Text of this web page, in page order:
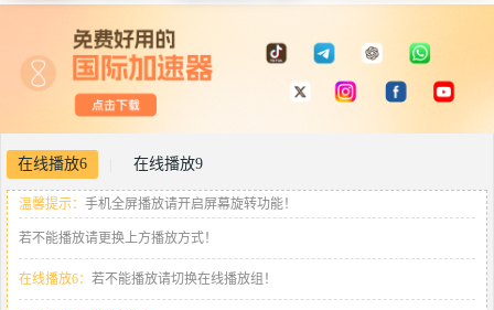
在线播放6 在线播放9
温馨提示： 手机全屏播放请开启屏幕旋转功能！
若不能播放请更换上方播放方式！
在线播放6： 若不能播放请切换在线播放组！